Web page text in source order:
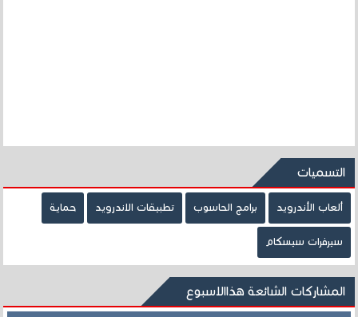
التسميات
ألعاب الأندرويد برامج الحاسوب تطبيقات الاندرويد حماية
سيرفرات سيسكام
المشاركات الشائعة هذاالاسبوع